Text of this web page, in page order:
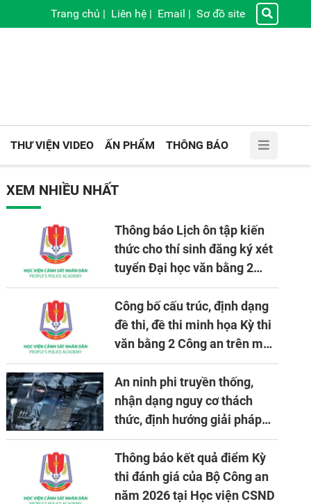
Trang chủ | Liên hệ | Email | Sơ đồ site
THƯ VIỆN VIDEO ẤN PHẨM THÔNG BÁO
XEM NHIỀU NHẤT
Thông báo Lịch ôn tập kiến
thức cho thí sinh đăng ký xét
tuyển Đại học văn bằng 2
tuyển mới, mở tại Học viện
CSND năm học 2026 - 2027
Công bố cấu trúc, định dạng
đề thi, đề thi minh họa Kỳ thi
văn bằng 2 Công an trên máy
tính
An ninh phi truyền thống,
nhận dạng nguy cơ thách
thức, định hướng giải pháp
đảm bảo an ninh quốc gia
trong tình hình hiện nay
Thông báo kết quả điểm Kỳ
thi đánh giá của Bộ Công an
năm 2026 tại Học viện CSND